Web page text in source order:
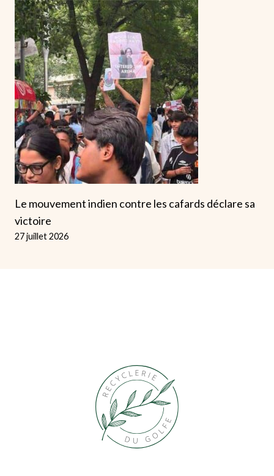
Le mouvement indien contre les cafards déclare sa
victoire
27 juillet 2026